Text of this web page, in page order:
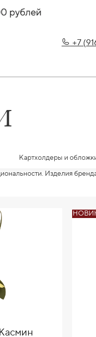
+7
Картхолдеры и
Изделия